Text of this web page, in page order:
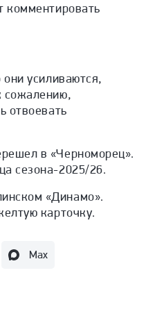
комментировать
усиливаются,
сожалению,
отвоевать
в «Черноморец».
сезона-2025/26.
«Динамо».
карточку.
Max